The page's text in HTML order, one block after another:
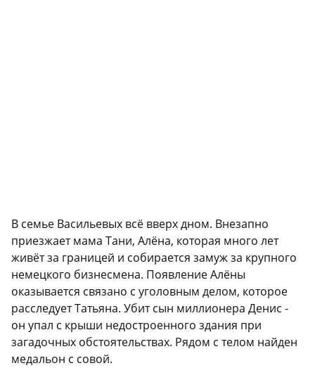
В семье Васильевых всё вверх дном. Внезапно
приезжает мама Тани, Алёна, которая много лет
живёт за границей и собирается замуж за крупного
немецкого бизнесмена. Появление Алёны
оказывается связано с уголовным делом, которое
расследует Татьяна. Убит сын миллионера Денис -
он упал с крыши недостроенного здания при
загадочных обстоятельствах. Рядом с телом найден
медальон с совой.